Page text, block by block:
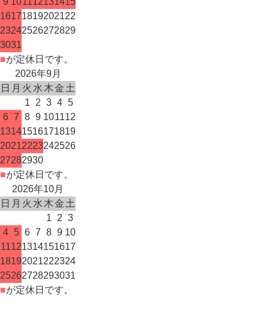
16171819202122
23242526272829
3031
■が定休日です。
2026年9月
日 月 火 水 木金 土
1
2 3 4 5
6 7 8 9 101112
13141516171819
20212223242526
27282930
■が定休日です。
2026年10月
日 月 火 水 木金 土
1
2 3
4 5 6 7 8 9 10
11121314151617
18192021222324
25262728293031
■が定休日です。